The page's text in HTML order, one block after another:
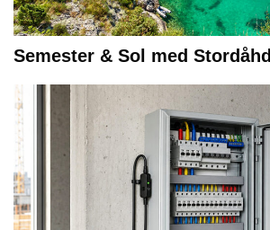
Semester & Sol med Stordåhd